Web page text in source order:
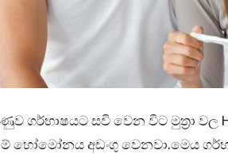
ගර්භාෂයට සවි වෙන විට මුත්‍රා වල
හෝමෝනය අඩංගු වෙනවා.මෙය